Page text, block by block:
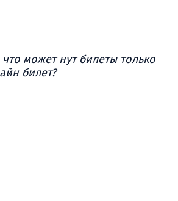
может нут билеты только
билет?